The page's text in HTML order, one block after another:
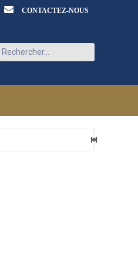
CONTACTEZ-NOUS
Rechercher :